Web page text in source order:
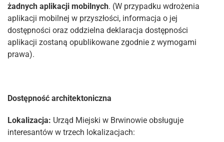
żadnych aplikacji mobilnych. (W przypadku wdrożenia
aplikacji mobilnej w przyszłości, informacja o jej
dostępności oraz oddzielna deklaracja dostępności
aplikacji zostaną opublikowane zgodnie z wymogami
prawa).
Dostępność architektoniczna
Lokalizacja: Urząd Miejski w Brwinowie obsługuje
interesantów w trzech lokalizacjach: